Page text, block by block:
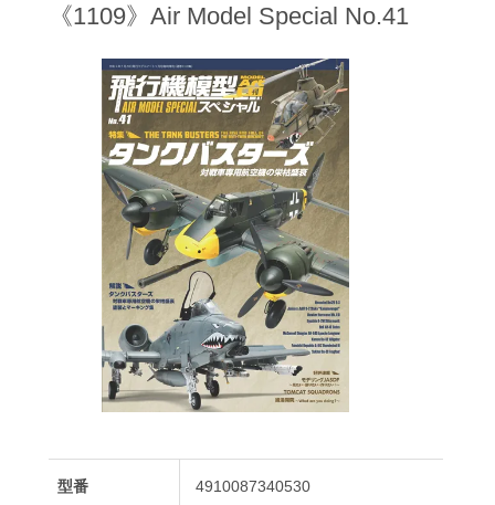
《1109》Air Model Special No.41
型番 4910087340530